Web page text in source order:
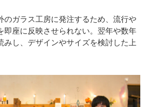
のガラス工房に発注するため、流行や
即座に反映させられない。翌年や数年
みし、デザインやサイズを検討した上